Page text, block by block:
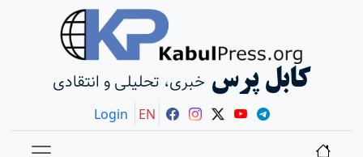
کابل پرس خبری، تحلیلی و انتقادی
Login EN